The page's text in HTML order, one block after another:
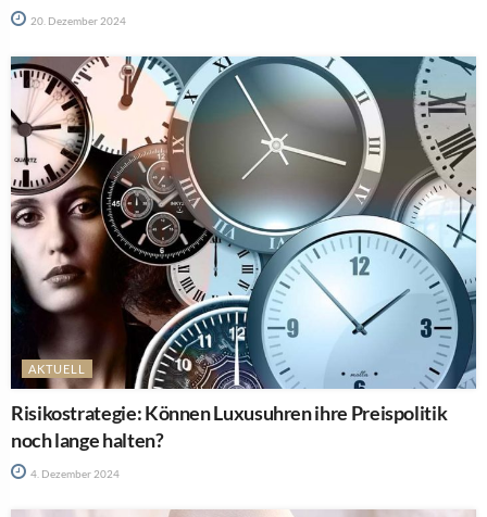
20. Dezember 2024
AKTUELL
Risikostrategie: Können Luxusuhren ihre Preispolitik
noch lange halten?
4. Dezember 2024